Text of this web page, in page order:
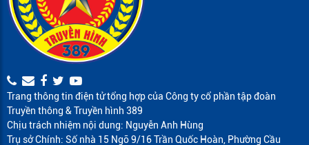
Trang thông tin điện tử tổng hợp của Công ty cổ phần tập đoàn
Truyền thông & Truyền hình 389
Chịu trách nhiệm nội dung: Nguyễn Anh Hùng
Trụ sở Chính: Số nhà 15 Ngõ 9/16 Trần Quốc Hoàn, Phường Cầu